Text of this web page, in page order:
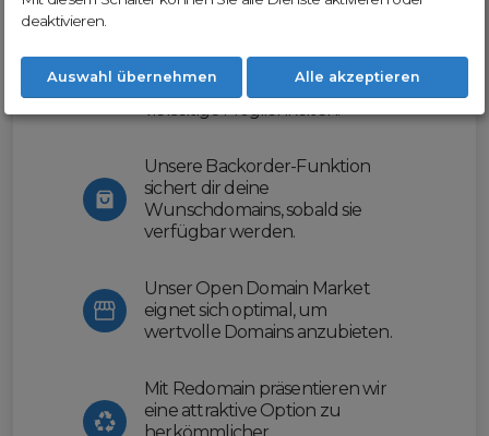
erleichtern wir dir den
Domainhandel und bieten dir
vielseitige Möglichkeiten.
Unsere Backorder-Funktion
sichert dir deine
Wunschdomains, sobald sie
verfügbar werden.
Unser Open Domain Market
eignet sich optimal, um
wertvolle Domains anzubieten.
Mit Redomain präsentieren wir
eine attraktive Option zu
deaktivieren.
Auswahl übernehmen Alle akzeptieren